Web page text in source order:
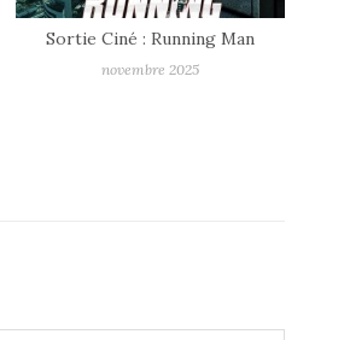
Sortie Ciné : Rembrandt
septembre 2025